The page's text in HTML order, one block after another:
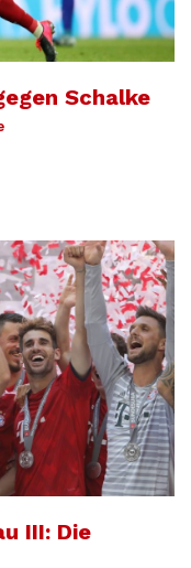
Schalke
III: Die